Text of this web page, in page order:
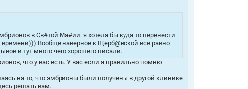
в Св#той Ма#ии. я хотела бы куда то перенести
Вообще наверное к Щерб@вской все равно
и тут много чего хорошего писали.
что у вас есть. У вас если я правильно помню
на то, что эмбрионы были получены в другой клинике
решать вам.